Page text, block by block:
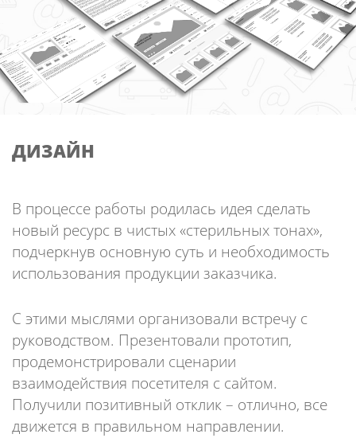
ДИЗАЙН
В процессе работы родилась идея сделать
новый ресурс в чистых «стерильных тонах»,
подчеркнув основную суть и необходимость
использования продукции заказчика.
С этими мыслями организовали встречу с
руководством. Презентовали прототип,
продемонстрировали сценарии
взаимодействия посетителя с сайтом.
Получили позитивный отклик – отлично, все
движется в правильном направлении.